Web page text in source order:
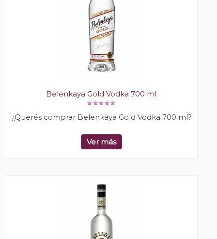
Belenkaya Gold Vodka 700 ml
¿Querés comprar Belenkaya Gold Vodka 700 ml?
Ver más